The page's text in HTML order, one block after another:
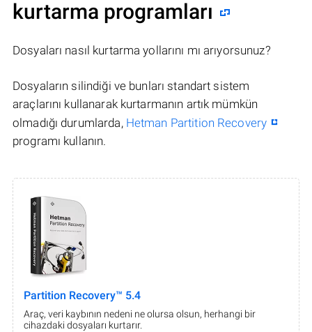
kurtarma programları
Dosyaları nasıl kurtarma yollarını mı arıyorsunuz?
Dosyaların silindiği ve bunları standart sistem
araçlarını kullanarak kurtarmanın artık mümkün
olmadığı durumlarda, Hetman Partition Recovery
programı kullanın.
Partition Recovery™ 5.4
Araç, veri kaybının nedeni ne olursa olsun, herhangi bir
cihazdaki dosyaları kurtarır.